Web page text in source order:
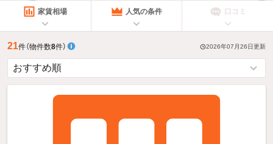
指定した賃料で絞り込む
家賃相場 人気の条件 口コミ
21件（物件数8件） 2026年07月26日更新